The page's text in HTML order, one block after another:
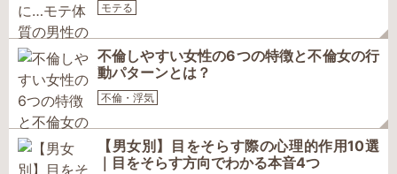
モテる
不倫しやすい女性の6つの特徴と不倫女の行
動パターンとは？
不倫・浮気
【男女別】目をそらす際の心理的作用10選
｜目をそらす方向でわかる本音4つ